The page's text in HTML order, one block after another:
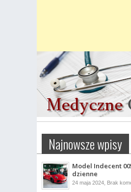
Najnowsze wpisy
Model Indecent
dzienne
24 maja 2024, Brak